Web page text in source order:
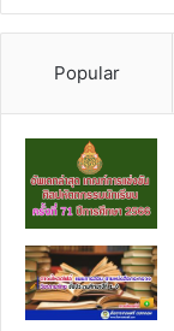
Popular